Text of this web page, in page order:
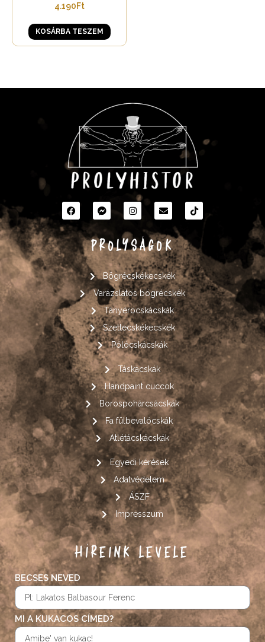
4.190Ft
KOSÁRBA TESZEM
PROLYSÁGOK
Bögrécskékecskék
Varázslatos bögrécskék
Tányérocskácskák
Szettecskékecskék
Pólócskácskák
Táskácskák
Handpaint cuccok
Borospohárcsácskák
Fa fülbevalócskák
Atlétácskácskák
Egyedi kérések
Adatvédelem
ÁSZF
Impresszum
HÍREINK LEVELE
BECSES NEVED
MI A KUKACOS CÍMED?